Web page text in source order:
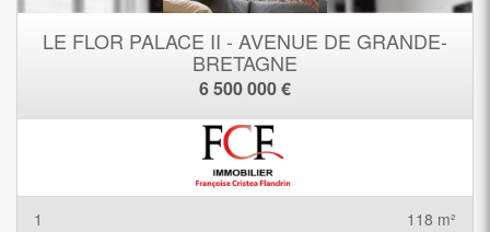
LE FLOR PALACE II - AVENUE DE GRANDE-
BRETAGNE
6 500 000 €
1 118 m²